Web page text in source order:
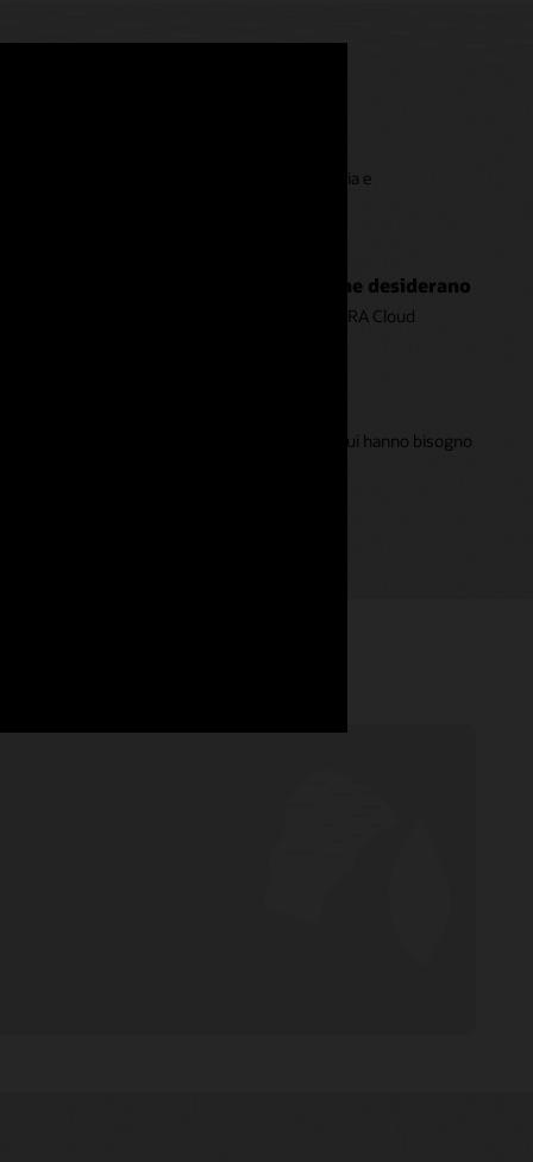
dall'inclusione e dalla modellazione alla pulizia e
i clienti e offri loro le esperienze che desiderano
e le preferenze dei clienti con OPERA Cloud
livello ad accedere alle informazioni di cui hanno bisogno